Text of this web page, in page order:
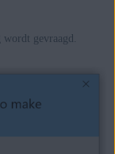
gevraagd.